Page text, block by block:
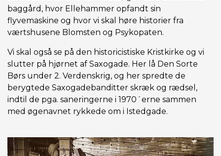
baggård, hvor Ellehammer opfandt sin
flyvemaskine og hvor vi skal høre historier fra
værtshusene Blomsten og Psykopaten.
Vi skal også se på den historicistiske Kristkirke og vi
slutter på hjørnet af Saxogade. Her lå Den Sorte
Børs under 2. Verdenskrig, og her spredte de
berygtede Saxogadebanditter skræk og rædsel,
indtil de pga. saneringerne i 1970´erne sammen
med øgenavnet rykkede om i Istedgade.